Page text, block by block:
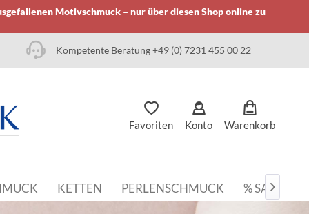
Motivschmuck – nur über diesen Shop online zu
Kompetente Beratung +49 (0) 7231 455 00 22
Favoriten Konto Warenkorb
KETTEN PERLENSCHMUCK % SALE
